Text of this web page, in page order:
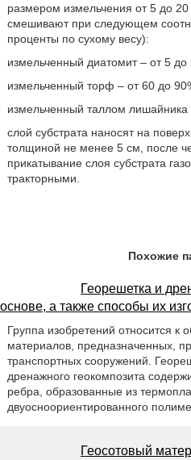
размером измельчения от 5 до
смешивают при следующем
проценты по сухому весу):
измельченный диатомит – от 5 до
измельченный торф – от 60 до
измельченный таллом лишайника
слой субстрата наносят на
толщиной не менее 5 см, после
прикатывание слоя субстрата
тракторными.
Похожие
Георешетка и
основе, а также способы их
Группа изобретений относится к
материалов, предназначенных,
транспортных сооружений.
дренажного геокомпозита
ребра, образованные из
двуосноориентированного
Геосотовый